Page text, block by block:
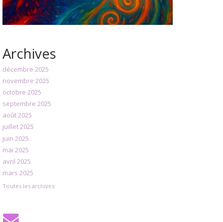
Archives
décembre 2025
novembre 2025
octobre 2025
septembre 2025
août 2025
juillet 2025
juin 2025
mai 2025
avril 2025
mars 2025
Toutes les archives